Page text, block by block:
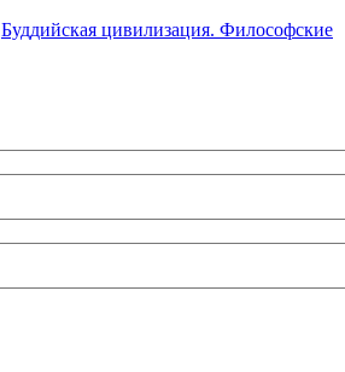
Буддийская цивилизация. Философские